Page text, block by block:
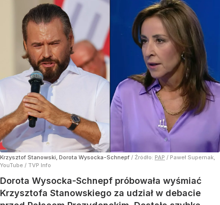
Krzysztof Stanowski, Dorota Wysocka-Schnepf / Źródło: PAP / Paweł Supernak,
YouTube / TVP Info
Dorota Wysocka-Schnepf próbowała wyśmiać
Krzysztofa Stanowskiego za udział w debacie